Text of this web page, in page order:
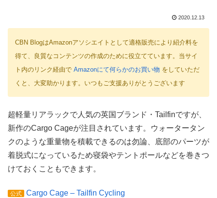
2020.12.13
CBN BlogはAmazonアソシエイトとして適格販売により紹介料を
得て、良質なコンテンツの作成のために役立てています。当サイ
ト内のリンク経由で Amazonにて何らかのお買い物 をしていただ
くと、大変助かります。いつもご支援ありがとうございます
超軽量リアラックで人気の英国ブランド・Tailfinですが、
新作のCargo Cageが注目されています。ウォータータン
クのような重量物を積載できるのは勿論、底部のパーツが
着脱式になっているため寝袋やテントポールなどを巻きつ
けておくこともできます。
公式 Cargo Cage – Tailfin Cycling